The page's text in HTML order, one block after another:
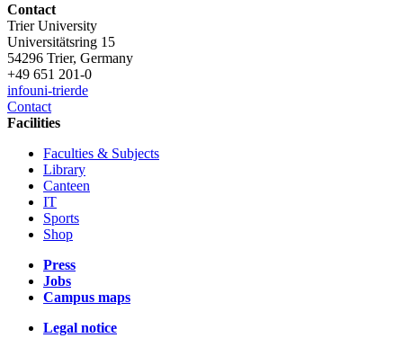
Contact
Trier University
Universitätsring 15
54296 Trier, Germany
+49 651 201-0
infouni-trierde
Contact
Facilities
Faculties & Subjects
Library
Canteen
IT
Sports
Shop
Press
Jobs
Campus maps
Legal notice